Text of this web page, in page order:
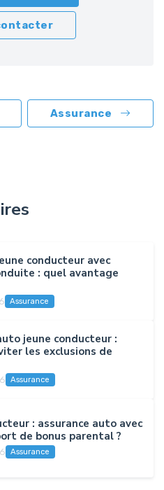
Assurance
conducteur avec
: quel avantage
Assurance
jeune conducteur :
les exclusions de
Assurance
: assurance auto avec
de bonus parental ?
Assurance